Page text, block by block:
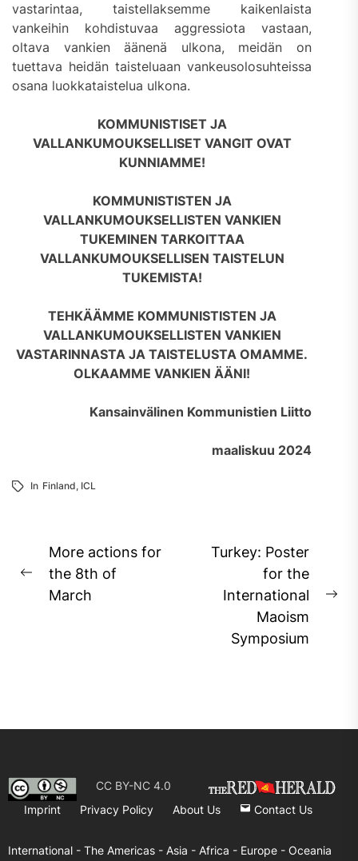
vastarintaa, taistellaksemme kaikenlaista
vankeihin kohdistuvaa aggressiota vastaan,
oltava vankien äänenä ulkona, meidän on
tuettava heidän taisteluaan vankeusolosuhteissa
osana luokkataistelua ulkona.
KOMMUNISTISET JA
VALLANKUMOUKSELLISET VANGIT OVAT
KUNNIAMME!
KOMMUNISTISTEN JA
VALLANKUMOUKSELLISTEN VANKIEN
TUKEMINEN TARKOITTAA
VALLANKUMOUKSELLISEN TAISTELUN
TUKEMISTA!
TEHKÄÄMME KOMMUNISTISTEN JA
VALLANKUMOUKSELLISTEN VANKIEN
VASTARINNASTA JA TAISTELUSTA OMAMME.
OLKAAMME VANKIEN ÄÄNI!
Kansainvälinen Kommunistien Liitto
maaliskuu 2024
In Finland, ICL
Post
navigation
Previous
post:
More actions for
the 8th of
March
Turkey: Poster
for the
International
Maoism
Symposium
CC BY-NC 4.0
Imprint
Privacy Policy About Us Contact Us
International - The Americas - Asia - Africa - Europe - Oceania